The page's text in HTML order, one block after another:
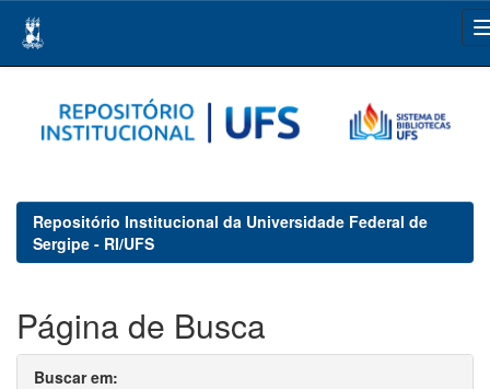
navigation
Repositório Institucional da Universidade Federal de
Sergipe - RI/UFS
Página de Busca
Buscar em: